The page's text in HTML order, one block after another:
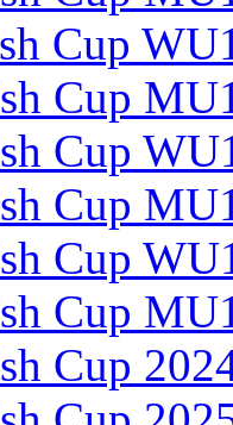
Cup
Cup
Cup
Cup
Cup
Cup
Cup